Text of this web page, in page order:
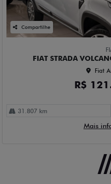
Compartilhe
FIAT STRADA
Fiat
R$
31.807 km
Mais